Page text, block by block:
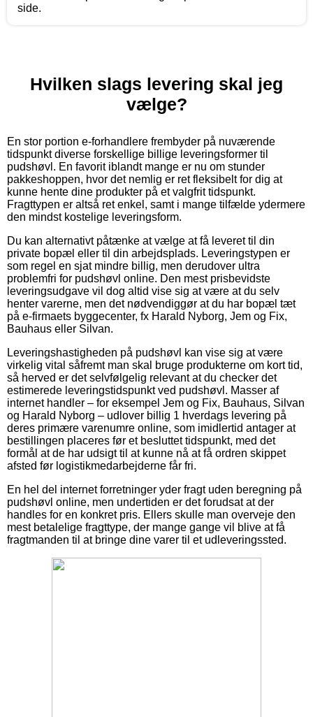
side.
Hvilken slags levering skal jeg
vælge?
En stor portion e-forhandlere frembyder på nuværende
tidspunkt diverse forskellige billige leveringsformer til
pudshøvl. En favorit iblandt mange er nu om stunder
pakkeshoppen, hvor det nemlig er ret fleksibelt for dig at
kunne hente dine produkter på et valgfrit tidspunkt.
Fragttypen er altså ret enkel, samt i mange tilfælde ydermere
den mindst kostelige leveringsform.
Du kan alternativt påtænke at vælge at få leveret til din
private bopæl eller til din arbejdsplads. Leveringstypen er
som regel en sjat mindre billig, men derudover ultra
problemfri for pudshøvl online. Den mest prisbevidste
leveringsudgave vil dog altid vise sig at være at du selv
henter varerne, men det nødvendiggør at du har bopæl tæt
på e-firmaets byggecenter, fx Harald Nyborg, Jem og Fix,
Bauhaus eller Silvan.
Leveringshastigheden på pudshøvl kan vise sig at være
virkelig vital såfremt man skal bruge produkterne om kort tid,
så herved er det selvfølgelig relevant at du checker det
estimerede leveringstidspunkt ved pudshøvl. Masser af
internet handler – for eksempel Jem og Fix, Bauhaus, Silvan
og Harald Nyborg – udlover billig 1 hverdags levering på
deres primære varenumre online, som imidlertid antager at
bestillingen placeres før et besluttet tidspunkt, med det
formål at de har udsigt til at kunne nå at få ordren skippet
afsted før logistikmedarbejderne får fri.
En hel del internet forretninger yder fragt uden beregning på
pudshøvl online, men undertiden er det forudsat at der
handles for en konkret pris. Ellers skulle man overveje den
mest betalelige fragttype, der mange gange vil blive at få
fragtmanden til at bringe dine varer til et udleveringssted.